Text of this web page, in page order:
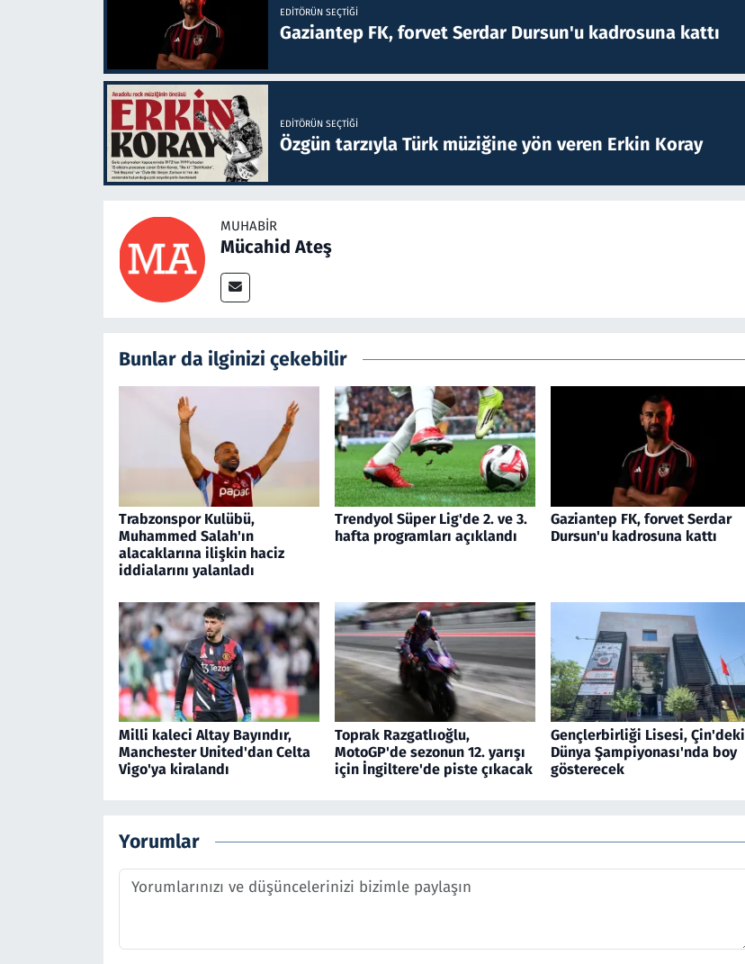
EDITÖRÜN SEÇTIĞI
Gaziantep FK, forvet Serdar Dursun'u kadrosuna kattı
EDITÖRÜN SEÇTIĞI
Özgün tarzıyla Türk müziğine yön veren Erkin Koray
MUHABIR
Mücahid Ateş
Bunlar da ilginizi çekebilir
Trabzonspor Kulübü,
Muhammed Salah'ın
alacaklarına ilişkin haciz
iddialarını yalanladı
Trendyol Süper Lig'de 2. ve 3.
hafta programları açıklandı
Gaziantep FK, forvet Serdar
Dursun'u kadrosuna kattı
Milli kaleci Altay Bayındır,
Manchester United'dan Celta
Vigo'ya kiralandı
Toprak Razgatlıoğlu,
MotoGP'de sezonun 12. yarışı
için İngiltere'de piste çıkacak
Gençlerbirliği Lisesi, Çin'deki
Dünya Şampiyonası'nda boy
gösterecek
Yorumlar